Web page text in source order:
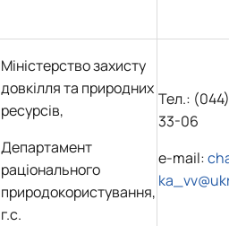
Міністерство захисту
довкілля та природних
ресурсів,
Департамент
раціонального
природокористування,
г.с.
Тел.:
33-06
e-mail: